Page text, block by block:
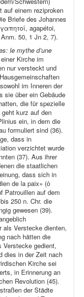
einem reziproken
Briefe des Johannes
agapétoi,
50, 1 Jn 2, 7).
le mythe d’une
Kirche im
nur versteckt und
Hausgemeinschaften
im Inneren der
sie über ein Gebäude
die für spezielle
kurz auf den
ein, in dem die
formuliert sind (36).
dass in
verzichtet wurde
(37). Aus ihrer
die staatlichen
dass sich in
de la paix» (ὁ
Patrouillen auf dem
250 n. Chr. die
gewesen (39).
als Verstecke dienten,
nach hätten die
Verstecke gedient,
dies in der Zeit nach
Kirche sei
in Erinnerung an
Revolution (45).
der Städte